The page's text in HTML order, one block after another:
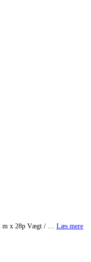
m x 28p Vægt / … Læs mere